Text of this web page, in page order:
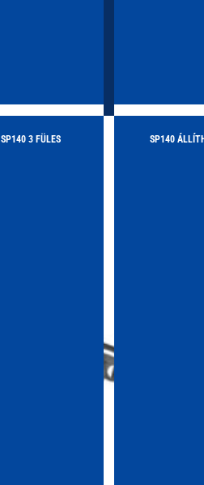
SP140 3 FÜLES SP140